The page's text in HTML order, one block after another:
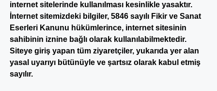
internet sitelerinde kullanılması kesinlikle yasaktır.
İnternet sitemizdeki bilgiler, 5846 sayılı Fikir ve Sanat
Eserleri Kanunu hükümlerince, internet sitesinin
sahibinin iznine bağlı olarak kullanılabilmektedir.
Siteye giriş yapan tüm ziyaretçiler, yukarıda yer alan
yasal uyarıyı bütünüyle ve şartsız olarak kabul etmiş
sayılır.